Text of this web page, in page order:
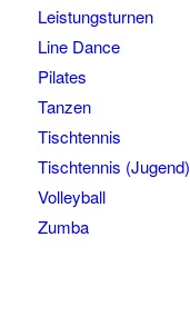
Leistungsturnen
Line Dance
Pilates
Tanzen
Tischtennis
Tischtennis (Jugend)
Volleyball
Zumba